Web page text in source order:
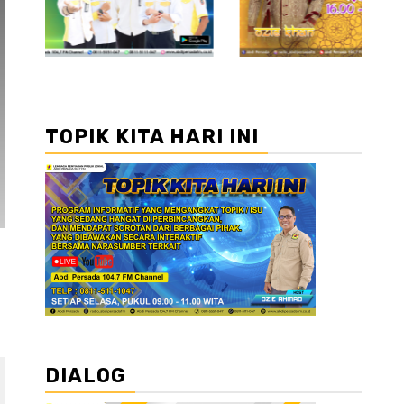
TOPIK KITA HARI INI
DIALOG